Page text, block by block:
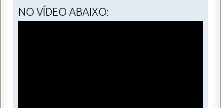
NO VÍDEO ABAIXO: